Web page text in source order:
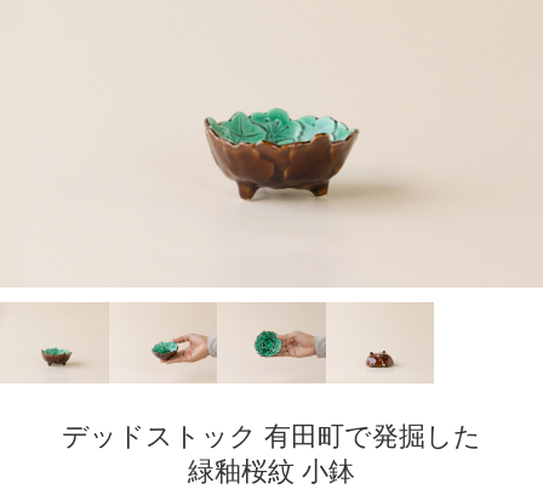
デッドストック 有田町で発掘した
緑釉桜紋 小鉢